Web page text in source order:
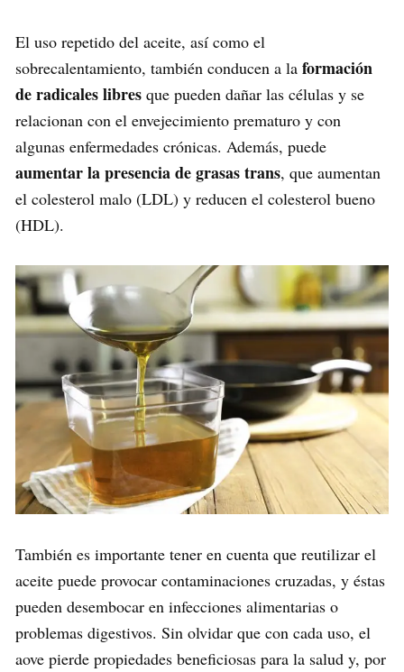
El uso repetido del aceite, así como el
sobrecalentamiento, también conducen a la formación
de radicales libres que pueden dañar las células y se
relacionan con el envejecimiento prematuro y con
algunas enfermedades crónicas. Además, puede
aumentar la presencia de grasas trans, que aumentan
el colesterol malo (LDL) y reducen el colesterol bueno
(HDL).
También es importante tener en cuenta que reutilizar el
aceite puede provocar contaminaciones cruzadas, y éstas
pueden desembocar en infecciones alimentarias o
problemas digestivos. Sin olvidar que con cada uso, el
aove pierde propiedades beneficiosas para la salud y, por